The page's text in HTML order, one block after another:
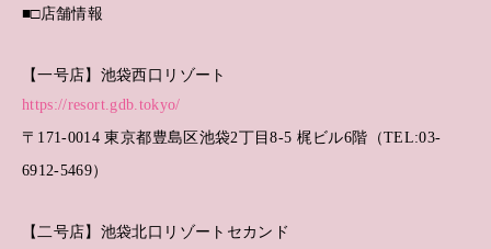
■□店舗情報
【一号店】池袋西口リゾート
https://resort.gdb.tokyo/
〒171-0014 東京都豊島区池袋2丁目8-5 梶ビル6階（TEL:03-
6912-5469）
【二号店】池袋北口リゾートセカンド